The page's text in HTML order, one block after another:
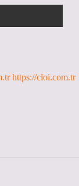
https://cloi.com.tr